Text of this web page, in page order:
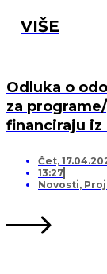
VIŠE
Odluka o
za
financiraju iz
Čet,
13:27
Novosti,